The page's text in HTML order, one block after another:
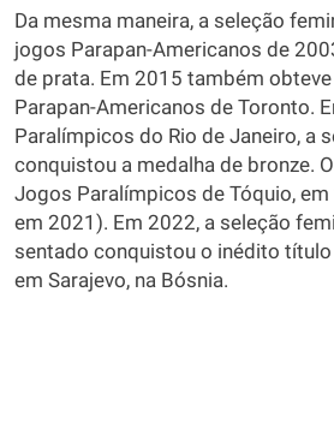
Da mesma maneira, a seleção
jogos Parapan-Americanos de
de prata. Em 2015 também
Parapan-Americanos de Toronto.
Paralímpicos do Rio de Janeiro, a
conquistou a medalha de bronze.
Jogos Paralímpicos de Tóquio,
em 2021). Em 2022, a seleção
sentado conquistou o inédito
em Sarajevo, na Bósnia.